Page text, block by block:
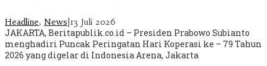
Headline, News 13 Juli 2026
JAKARTA, Beritapublik.co.id – Presiden Prabowo Subianto
menghadiri Puncak Peringatan Hari Koperasi ke – 79 Tahun
2026 yang digelar di Indonesia Arena, Jakarta